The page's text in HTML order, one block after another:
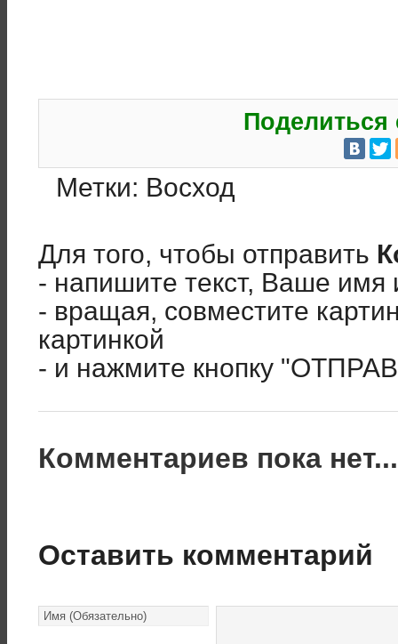
Поделиться
Метки: Восход
Для того, чтобы отправить
- напишите текст, Ваше имя
- вращая, совместите
картинкой
- и нажмите кнопку
Комментариев пока
Оставить комментарий